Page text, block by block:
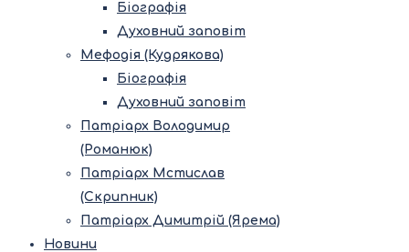
Біографія
Духовний заповіт
Мефодія (Кудрякова)
Біографія
Духовний заповіт
Патріарх Володимир
(Романюк)
Патріарх Мстислав
(Скрипник)
Патріарх Димитрій (Ярема)
Новини